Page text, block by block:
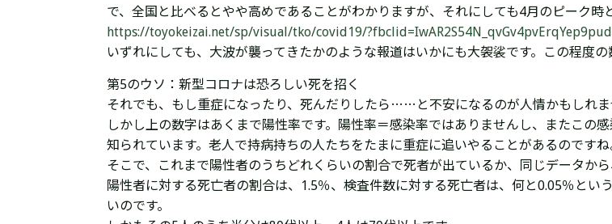
で、全国と比べるとやや高めであることがわかりますが、それにしても4月のピーク時
https://toyokeizai.net/sp/visual/tko/covid19/
いずれにしても、大波が襲ってきたかのような報道はいかにも大袈裟です。この程度
第5のウソ：新型コロナは恐ろしい死を招く
それでも、もし重症になったり、死んだりしたら……と不安になるのが人情かもしれま
しかし上の数字はあくまで陽性率です。陽性率＝感染率ではありませんし、またこの
知られています。老人で持病持ちの人たちをたまに重症に追いやることがあるのですね
そこで、これまで陽性者のうちどれくらいの割合で死者が出ているか、同じデータから
陽性者に対する死亡者の割合は、1.5％、検査件数に対する死亡者は、何と0.05％とい
いのです。